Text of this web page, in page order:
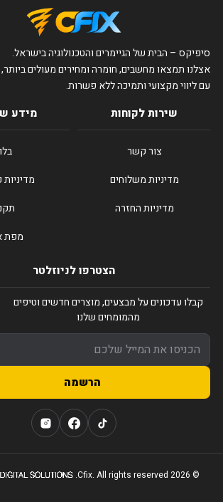
סיפיקס – הבית של הגיימרים והטכנולוגיה בישראל.
אצלנו תמצאו מחשבים, חומרה ומחירים מעולים ביותר,
עם ליווי מקצועי ותמיכה ללא פשרות.
שירות לקוחות
צור קשר
מדיניות משלוחים
מדיניות החזרה
מידע
מפת
הצטרפו לניוזלטר
קבלו עדכונים על מבצעים, מוצרים חדשים וטיפים
מהמומחים שלנו
הרשמה
© 2026 Cfix. All rights reserved.